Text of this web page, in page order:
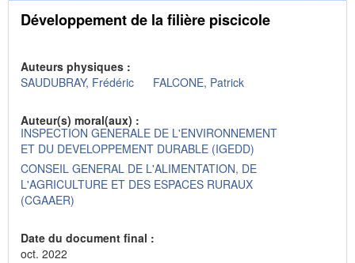
Développement de la filière piscicole
Auteurs physiques :
SAUDUBRAY, Frédéric
FALCONE, Patrick
Auteur(s) moral(aux) :
INSPECTION GENERALE DE L'ENVIRONNEMENT
ET DU DEVELOPPEMENT DURABLE (IGEDD)
CONSEIL GENERAL DE L'ALIMENTATION, DE
L'AGRICULTURE ET DES ESPACES RURAUX
(CGAAER)
Date du document final :
oct. 2022